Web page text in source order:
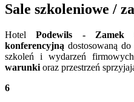
Sale szkoleniowe /
HotelPodewils - Zamek
konferencyjną dostosowaną
szkoleń i wydarzeń
warunki oraz przestrzeń
6